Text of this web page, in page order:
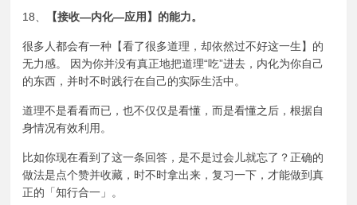
18、 【接收—内化—应用】的能力。
很多人都会有一种【看了很多道理，却依然过不好这一生】的
无力感。 因为你并没有真正地把道理“吃”进去，内化为你自己
的东西，并时不时践行在自己的实际生活中。
道理不是看看而已，也不仅仅是看懂，而是看懂之后，根据自
身情况有效利用。
比如你现在看到了这一条回答，是不是过会儿就忘了？正确的
做法是点个赞并收藏，时不时拿出来，复习一下，才能做到真
正的「知行合一 」。